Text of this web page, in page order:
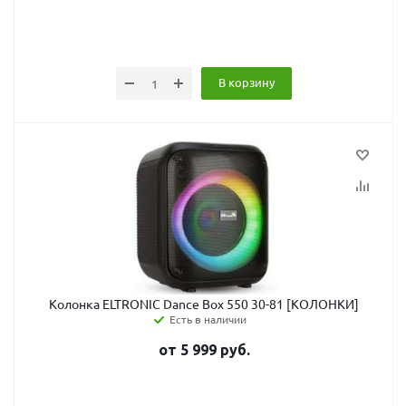
В корзину
Колонка ELTRONIC Dance Box 550 30-81 [КОЛОНКИ]
Есть в наличии
от 5 999руб.